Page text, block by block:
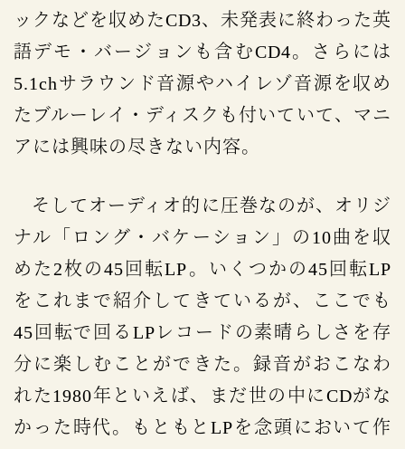
ックなどを収めたCD3、未発表に終わった英
語デモ・バージョンも含むCD4。さらには
5.1chサラウンド音源やハイレゾ音源を収め
たブルーレイ・ディスクも付いていて、マニ
アには興味の尽きない内容。
そしてオーディオ的に圧巻なのが、オリジ
ナル「ロング・バケーション」の10曲を収
めた2枚の45回転LP。いくつかの45回転LP
をこれまで紹介してきているが、ここでも
45回転で回るLPレコードの素晴らしさを存
分に楽しむことができた。録音がおこなわ
れた1980年といえば、まだ世の中にCDがな
かった時代。もともとLPを念頭において作